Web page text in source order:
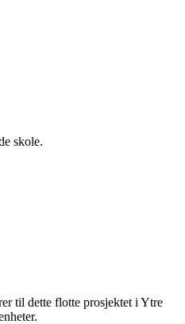
skole.
til dette flotte prosjektet i Ytre